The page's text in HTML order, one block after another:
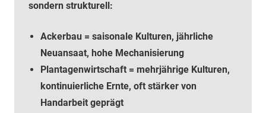
sondern strukturell:
Ackerbau = saisonale Kulturen, jährliche
Neuansaat, hohe Mechanisierung
Plantagenwirtschaft = mehrjährige Kulturen,
kontinuierliche Ernte, oft stärker von
Handarbeit geprägt